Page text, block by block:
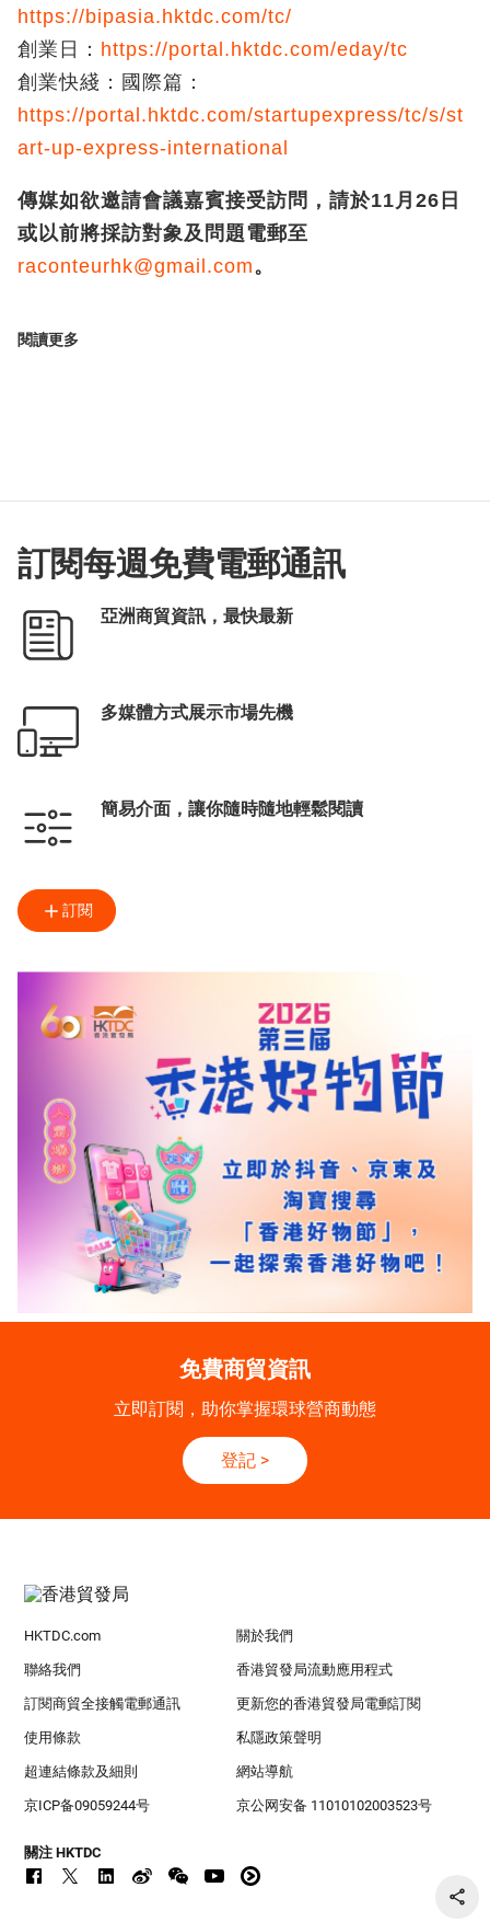
https://bipasia.hktdc.com/tc/
創業日： https://portal.hktdc.com/eday/tc
創業快綫：國際篇：
https://portal.hktdc.com/startupexpress/tc/s/st
art-up-express-international
傳媒如欲邀請會議嘉賓接受訪問，請於11月26 日
或以前將採訪對象及問題電郵至
raconteurhk@gmail.com。
閱讀更多
訂閱每週免費電郵通訊
亞洲商貿資訊，最快最新
多媒體方式展示市場先機
簡易介面，讓你隨時隨地輕鬆閱讀
訂閱
免費商貿資訊
立即訂閱，助你掌握環球營商動態
登記 >
HKTDC.com 關於我們
聯絡我們 香港貿發局流動應用程式
訂閱商貿全接觸電郵通訊 更新您的香港貿發局電郵訂閱
使用條款 私隱政策聲明
超連結條款及細則 網站導航
京ICP备09059244号 京公网安备 11010102003523号
關注 HKTDC